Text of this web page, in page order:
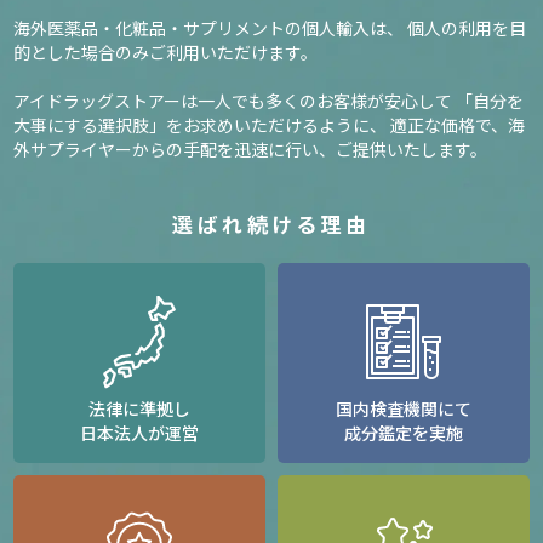
海外医薬品・化粧品・サプリメントの個人輸入は、
個人の利用を目
的とした場合のみご利用いただけます。
アイドラッグストアーは一人でも多くのお客様が安心して
「自分を
大事にする選択肢」をお求めいただけるように、
適正な価格で、海
外サプライヤーからの手配を迅速に行い、ご提供いたします。
選ばれ続ける理由
法律に準拠し
日本法人が運営
国内検査機関にて
成分鑑定を実施